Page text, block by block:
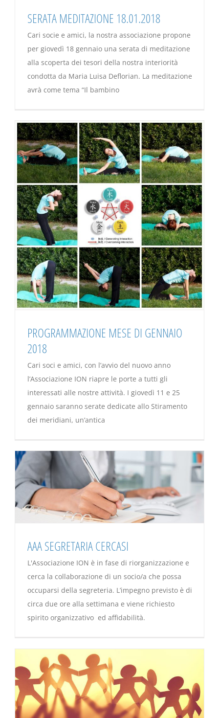
SERATA MEDITAZIONE 18.01.2018
Cari socie e amici, la nostra associazione propone
per giovedì 18 gennaio una serata di meditazione
alla scoperta dei tesori della nostra interiorità
condotta da Maria Luisa Deflorian. La meditazione
avrà come tema “Il bambino
PROGRAMMAZIONE MESE DI GENNAIO
2018
Cari soci e amici, con l’avvio del nuovo anno
l’Associazione ION riapre le porte a tutti gli
interessati alle nostre attività. I giovedì 11 e 25
gennaio saranno serate dedicate allo Stiramento
dei meridiani, un’antica
AAA SEGRETARIA CERCASI
L'Associazione ION è in fase di riorganizzazione e
cerca la collaborazione di un socio/a che possa
occuparsi della segreteria. L’impegno previsto è di
circa due ore alla settimana e viene richiesto
spirito organizzativo ed affidabilità.